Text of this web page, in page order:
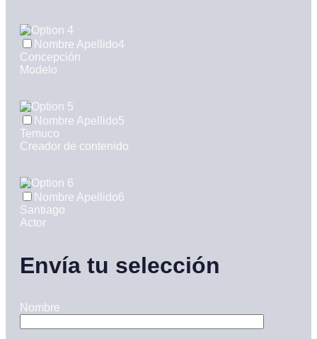
Nombre Apellido4
Concepción
Modelo
Nombre Apellido5
Temuco
Creador de contenido
Nombre Apellido6
Santiago
Actor
Envía tu selección
Nombre